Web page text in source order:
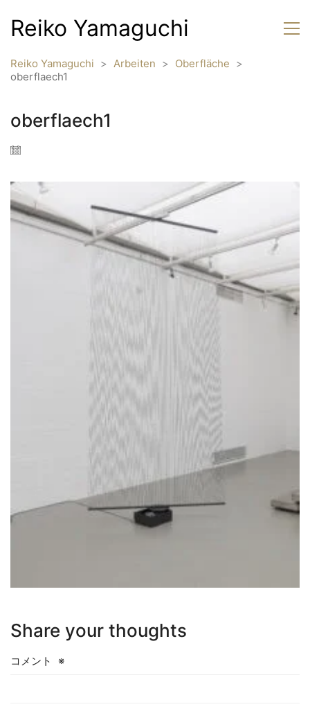
Reiko Yamaguchi
Reiko Yamaguchi > Arbeiten > Oberfläche >
oberflaech1
oberflaech1
Share your thoughts
コメント ※